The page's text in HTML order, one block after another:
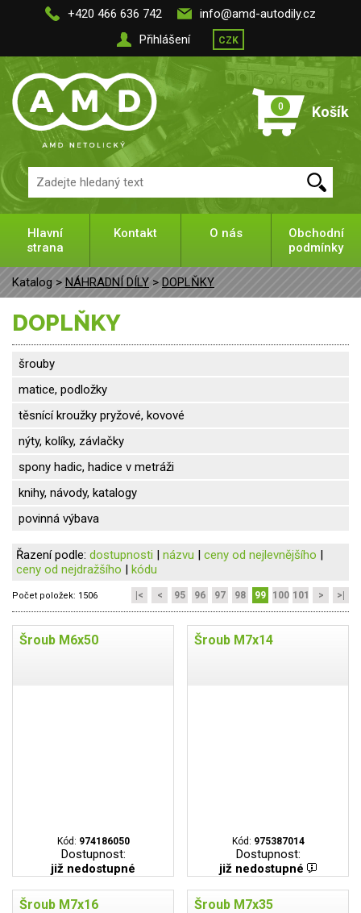
+420 466 636 742
info@amd-autodily.cz
Přihlášení
CZK
0 Košík
Hlavní
strana
Kontakt O nás
Obchodní
podmínky
Katalog > NÁHRADNÍ DÍLY > DOPLŇKY
DOPLŇKY
šrouby
matice, podložky
těsnící kroužky pryžové, kovové
nýty, kolíky, závlačky
spony hadic, hadice v metráži
knihy, návody, katalogy
povinná výbava
Řazení podle: dostupnosti | názvu | ceny od nejlevnějšího |
ceny od nejdražšího | kódu
Počet položek: 1506 |< < 95 96 97 98 99 100 101 > >|
Šroub M6x50
Kód: 974186050
Dostupnost:
již nedostupné
Šroub M7x14
Kód: 975387014
Dostupnost:
již nedostupné
Šroub M7x16 Šroub M7x35